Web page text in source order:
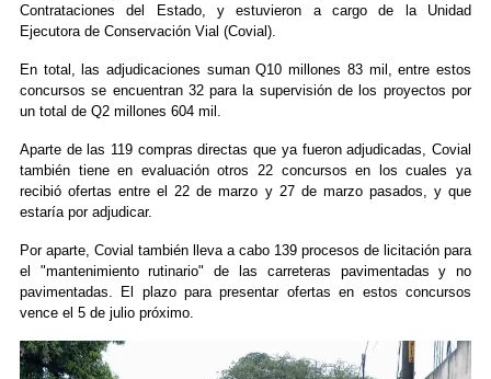
Contrataciones del Estado, y estuvieron a cargo de la Unidad
Ejecutora de Conservación Vial (Covial).
En total, las adjudicaciones suman Q10 millones 83 mil, entre estos
concursos se encuentran 32 para la supervisión de los proyectos por
un total de Q2 millones 604 mil.
Aparte de las 119 compras directas que ya fueron adjudicadas, Covial
también tiene en evaluación otros 22 concursos en los cuales ya
recibió ofertas entre el 22 de marzo y 27 de marzo pasados, y que
estaría por adjudicar.
Por aparte, Covial también lleva a cabo 139 procesos de licitación para
el "mantenimiento rutinario" de las carreteras pavimentadas y no
pavimentadas. El plazo para presentar ofertas en estos concursos
vence el 5 de julio próximo.